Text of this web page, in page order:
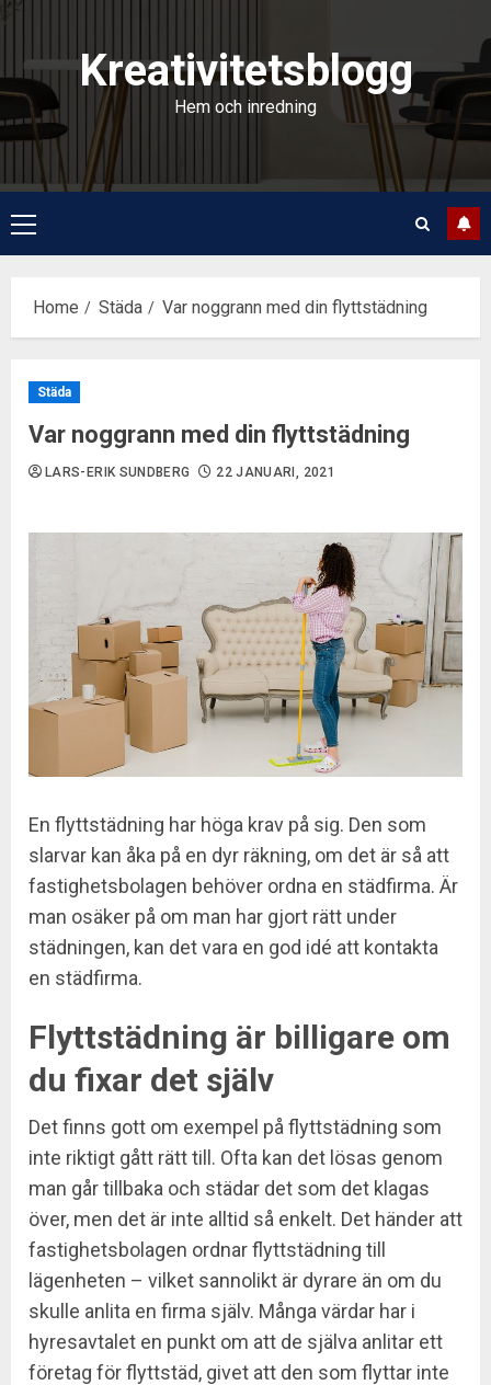
Skip
content
Kreativitetsblogg
Hem och inredning
Primary
Menu
Home Städa Var noggrann med din flyttstädning
Städa
Var noggrann med din flyttstädning
LARS-ERIK SUNDBERG 22 JANUARI, 2021
En flyttstädning har höga krav på sig. Den som
slarvar kan åka på en dyr räkning, om det är så att
fastighetsbolagen behöver ordna en städfirma. Är
man osäker på om man har gjort rätt under
städningen, kan det vara en god idé att kontakta
en städfirma.
Flyttstädning är billigare om
du fixar det själv
Det finns gott om exempel på flyttstädning som
inte riktigt gått rätt till. Ofta kan det lösas genom
man går tillbaka och städar det som det klagas
över, men det är inte alltid så enkelt. Det händer att
fastighetsbolagen ordnar flyttstädning till
lägenheten – vilket sannolikt är dyrare än om du
skulle anlita en firma själv. Många värdar har i
hyresavtalet en punkt om att de själva anlitar ett
företag för flyttstäd, givet att den som flyttar inte